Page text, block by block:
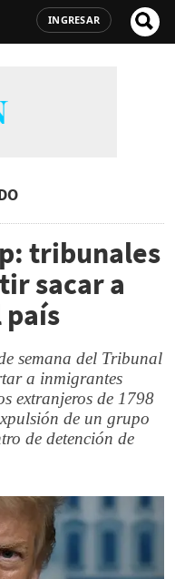
INGRESAR
tribunales
sacar a
semana del Tribunal
a inmigrantes
extranjeros de 1798
de un grupo
de detención de